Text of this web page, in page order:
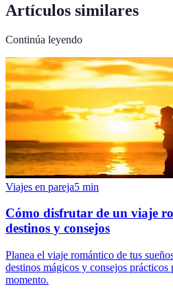
Artículos similares
Continúa leyendo
Viajes en pareja5 min
Cómo disfrutar de un viaje
destinos y consejos
Planea el viaje romántico de tus
destinos mágicos y consejos prácticos
momento.